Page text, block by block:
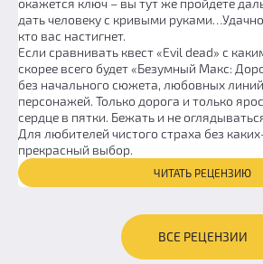
окажется ключ – вы тут же пройдете
дать человеку с кривыми
кто вас настигнет.
Если сравнивать квест «Evil dead» с
скорее всего будет «Безумный Макс:
без начального сюжета, любовных
персонажей. Только дорога и только
сердце в пятки. Бежать и не
Для любителей чистого страха без
прекрасный выбор.
ЧИТАТЬ РЕЦЕНЗИЮ
ВСЕ РЕЦЕНЗИИ